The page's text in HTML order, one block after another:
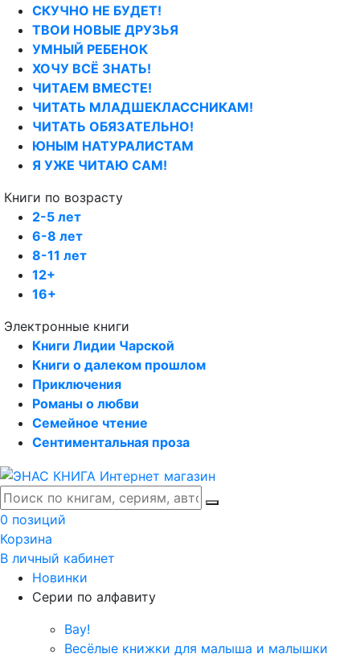
СКУЧНО НЕ БУДЕТ!
ТВОИ НОВЫЕ ДРУЗЬЯ
УМНЫЙ РЕБЕНОК
ХОЧУ ВСЁ ЗНАТЬ!
ЧИТАЕМ ВМЕСТЕ!
ЧИТАТЬ МЛАДШЕКЛАССНИКАМ!
ЧИТАТЬ ОБЯЗАТЕЛЬНО!
ЮНЫМ НАТУРАЛИСТАМ
Я УЖЕ ЧИТАЮ САМ!
Книги по возрасту
2-5 лет
6-8 лет
8-11 лет
12+
16+
Электронные книги
Книги Лидии Чарской
Книги о далеком прошлом
Приключения
Романы о любви
Семейное чтение
Сентиментальная проза
0 позиций
Корзина
В личный кабинет
Новинки
Серии по алфавиту
Вау!
Весёлые книжки для малыша и малышки